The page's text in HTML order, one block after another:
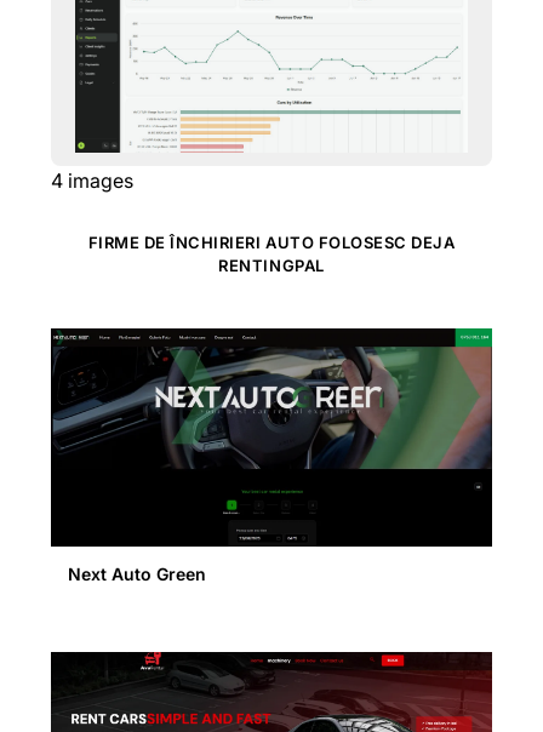
4 images
FIRME DE ÎNCHIRIERI AUTO FOLOSESC DEJA
RENTINGPAL
Next Auto Green